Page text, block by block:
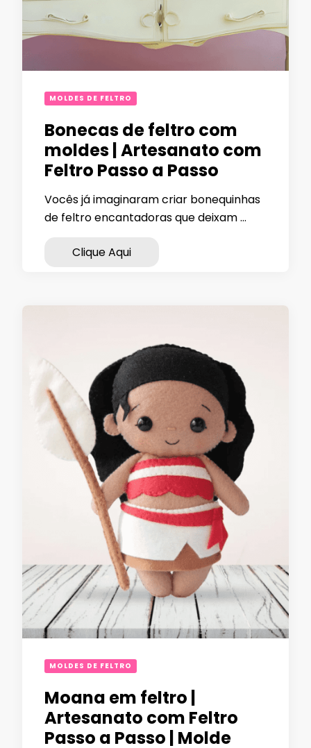
MOLDES DE FELTRO
Bonecas de feltro com
moldes | Artesanato com
Feltro Passo a Passo
Vocês já imaginaram criar bonequinhas
de feltro encantadoras que deixam …
Clique Aqui
MOLDES DE FELTRO
Moana em feltro |
Artesanato com Feltro
Passo a Passo | Molde